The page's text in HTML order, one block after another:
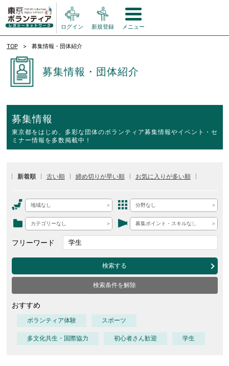
ログイン 新規登録 メニュー
TOP 募集情報・団体紹介
募集情報・団体紹介
募集情報
東京都をはじめ、多彩な団体のボランティア募集情報やイベント・セ
ミナー情報を多数掲載中！
新着順 古い順 締め切りが早い順 お気に入りが多い順
地域なし 分野なし
カテゴリーなし 募集ポイント・スキルなし
フリーワード
検索する
検索条件を解除
おすすめ
ボランティア体験 スポーツ
多文化共生・国際協力 初心者さん歓迎 学生